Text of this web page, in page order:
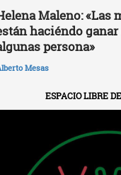
Maleno: «Las
haciéndo
persona»
Mesas
ESPACIO LIBRE